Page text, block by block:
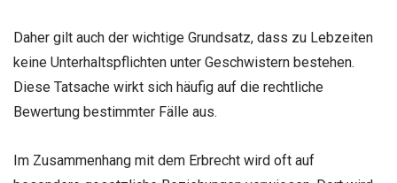
Daher gilt auch der wichtige Grundsatz, dass zu Lebzeiten
keine Unterhaltspflichten unter Geschwistern bestehen.
Diese Tatsache wirkt sich häufig auf die rechtliche
Bewertung bestimmter Fälle aus.
Im Zusammenhang mit dem Erbrecht wird oft auf